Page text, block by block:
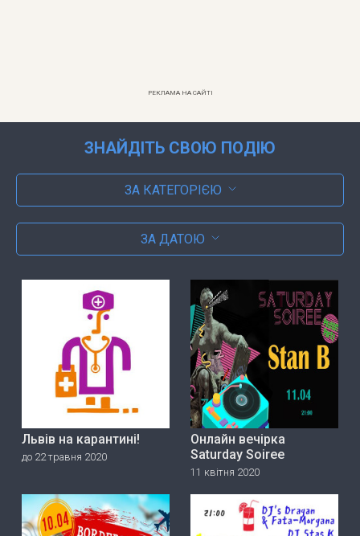
РЕКЛАМА НА САЙТІ
ЗНАЙДІТЬ СВОЮ ПОДІЮ
ЗА КАТЕГОРІЄЮ
ЗА ДАТОЮ
Львів на карантині!
до 22 травня 2020
Онлайн вечірка
Saturday Soiree
11 квітня 2020